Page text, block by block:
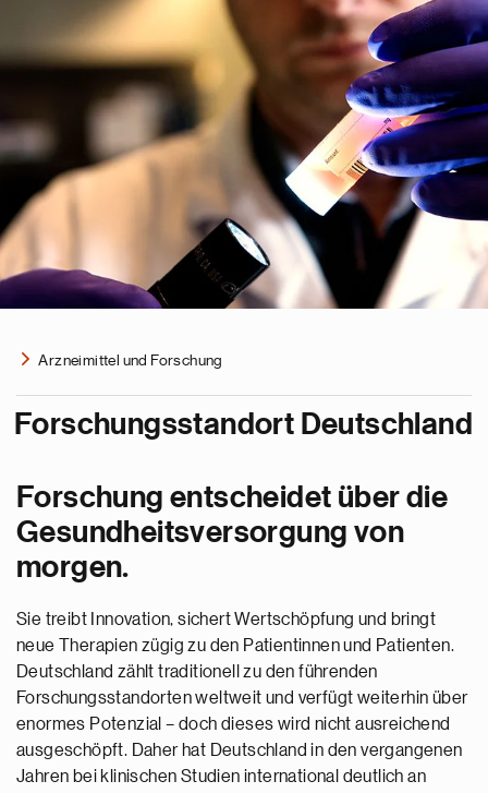
Arzneimittel und Forschung
Forschungsstandort Deutschland
Forschung entscheidet über die
Gesundheitsversorgung von
morgen.
Sie treibt Innovation, sichert Wertschöpfung und bringt
neue Therapien zügig zu den Patientinnen und Patienten.
Deutschland zählt traditionell zu den führenden
Forschungsstandorten weltweit und verfügt weiterhin über
enormes Potenzial – doch dieses wird nicht ausreichend
ausgeschöpft. Daher hat Deutschland in den vergangenen
Jahren bei klinischen Studien international deutlich an